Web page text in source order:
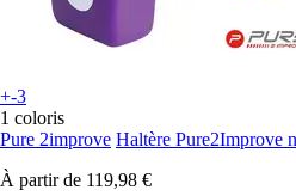
+-3
1 coloris
Pure 2improve Haltère Pure2Improve
À partir de 119,98 €